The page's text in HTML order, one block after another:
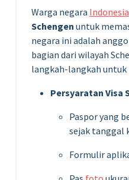
Warga negara Indonesia
Schengen untuk
negara ini adalah
bagian dari wilayah
langkah-langkah untuk
Persyaratan Visa
Paspor yang
sejak tanggal
Formulir